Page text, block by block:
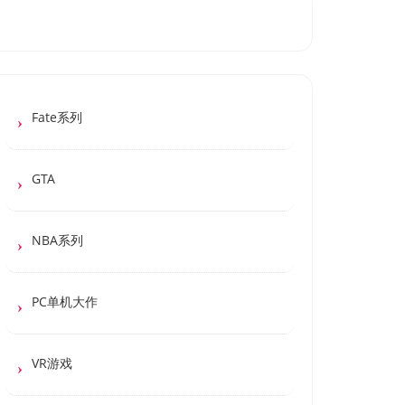
Fate系列
GTA
NBA系列
PC单机大作
VR游戏